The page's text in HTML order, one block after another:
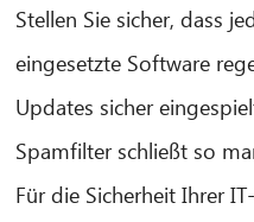
Stellen Sie sicher, dass
eingesetzte Software
Updates sicher
Spamfilter schließt so
Für die Sicherheit Ihrer